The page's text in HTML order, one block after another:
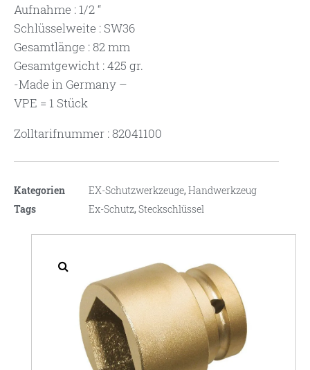
Aufnahme : 1/2 “
Schlüsselweite : SW36
Gesamtlänge : 82 mm
Gesamtgewicht : 425 gr.
-Made in Germany –
VPE = 1 Stück
Zolltarifnummer : 82041100
Kategorien EX-Schutzwerkzeuge,Handwerkzeug
Tags
Ex-Schutz,Steckschlüssel